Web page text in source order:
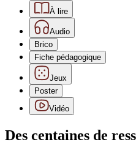
À lire
Audio
Brico
Fiche pédagogique
Jeux
Poster
Vidéo
Des centaines de